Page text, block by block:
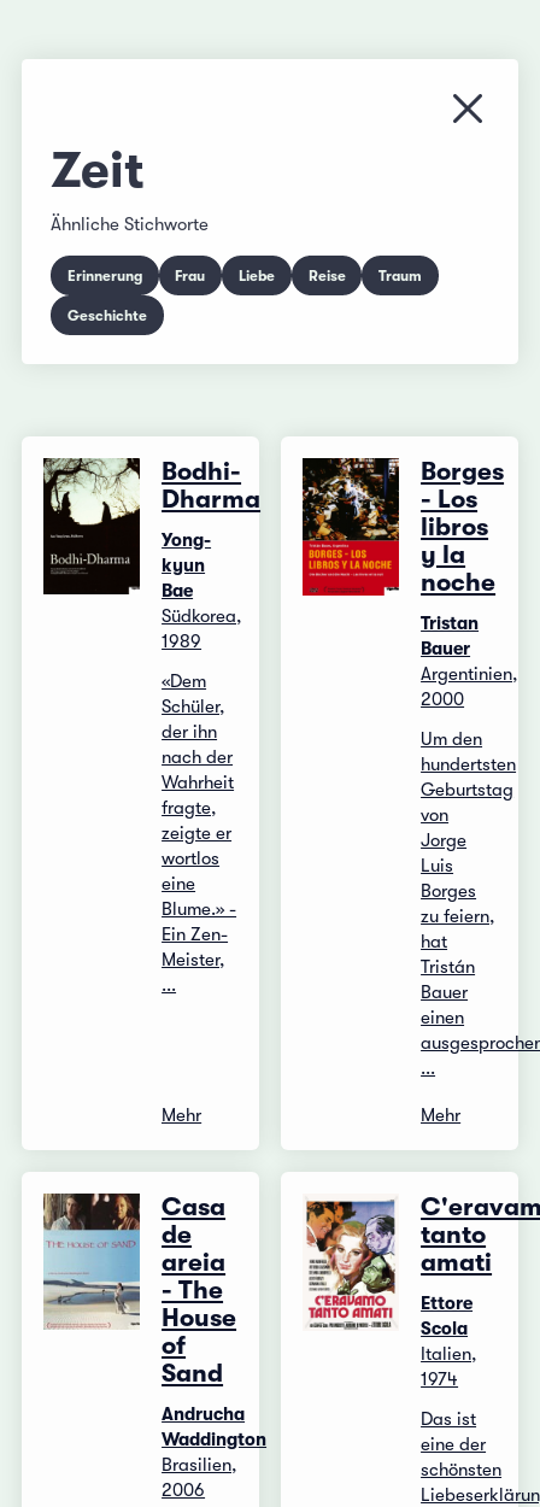
Menü
Zeit
Ähnliche Stichworte
Erinnerung Frau Liebe Reise Traum
Geschichte
Bodhi-
Dharma
Yong-
kyun
Bae
Südkorea,
1989
«Dem
Schüler,
der ihn
nach der
Wahrheit
fragte,
zeigte er
wortlos
eine
Blume.» -
Ein Zen-
Meister,
...
Mehr
Borges
- Los
libros
y la
noche
Tristan
Bauer
Argentinien,
2000
Um den
hundertsten
Geburtstag
von
Jorge
Luis
Borges
zu feiern,
hat
Tristán
Bauer
einen
...
Mehr
Casa
de
areia
- The
House
of
Sand
Andrucha
Waddington
Brasilien,
2006
tanto
amati
Ettore
Scola
Italien,
1974
Das ist
eine der
schönsten